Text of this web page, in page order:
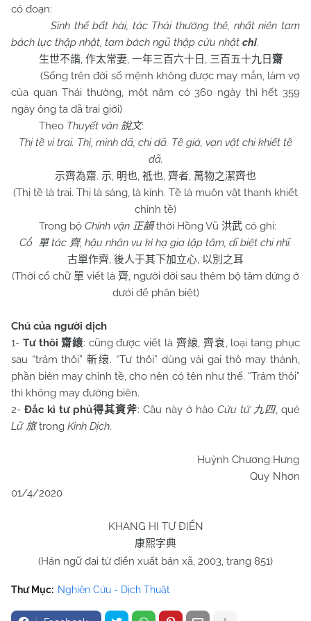
có đoạn:
Sinh thế bất hài, tác Thái thường thê, nhất niên tam
bách lục thập nhật, tam bách ngũ thập cửu nhật chi.
生世不諧, 作太常妻, 一年三百六十日 , 三百五十九日齋
(Sống trên đời số mệnh không được may mắn, làm vợ
của quan Thái thường, một năm có 360 ngày thì hết 359
ngày ông ta đã trai giới)
Theo Thuyết văn 說文:
Thị tề vi trai. Thị, minh dã, chi dã. Tề giả, vạn vật chi khiết tề
dã.
示齊為齋. 示, 明也, 祗也, 齊者, 萬物之潔齊也
(Thị tề là trai. Thị là sáng, là kính. Tề là muôn vật thanh khiết
chỉnh tề)
Trong bộ Chính vận 正韻 thời Hồng Vũ 洪武 có ghi:
Cổ
單 tác 齊, hậu nhân vu kì hạ gia lập tâm, dĩ biệt chi nhĩ.
古單作齊, 後人于其下加立心, 以別之耳
(Thời cổ chữ 單 viết là 齊, người đời sau thêm bộ tâm đứng ở
dưới để phân biệt)
Chú của người dịch
1- Tư thôi齋縗: cũng được viết là 齊縗,齊衰, loại tang phục
sau “trảm thôi”斬缞. “Tư thôi” dùng vải gai thô may thành,
phần biên may chỉnh tề, cho nên có tên như thế. “Trảm thôi”
thì không may đường biên.
2- Đắc kì tư phủ得其資斧: Câu này ở hào Cửu tứ 九四, quẻ
Lữ 旅trong Kinh Dịch.
Huỳnh Chương Hưng
Quy Nhơn
01/4/2020
KHANG HI TỰ ĐIỂN
康熙字典
(Hán ngữ đại từ điển xuất bản xã, 2003, trang 851)
Thư Mục: Nghiên Cứu - Dịch Thuật